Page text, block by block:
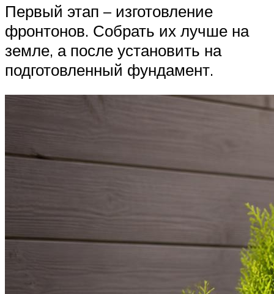
Первый этап – изготовление
фронтонов. Собрать их лучше на
земле, а после установить на
подготовленный фундамент.